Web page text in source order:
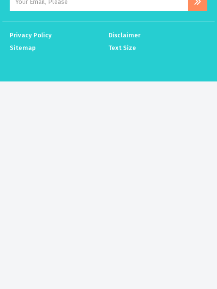
Privacy Policy
Disclaimer
Sitemap
Text Size